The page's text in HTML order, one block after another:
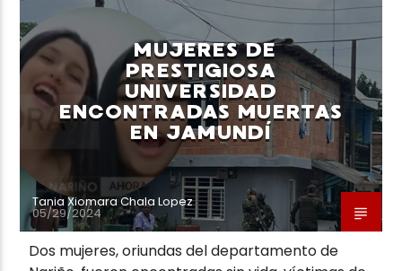
MUJERES DE
PRESTIGIOSA
UNIVERSIDAD
ENCONTRADAS MUERTAS
EN JAMUNDÍ
Tania Xiomara Chala Lopez
05/29/2024
Dos mujeres, oriundas del departamento de